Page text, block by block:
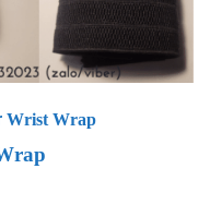
Wrist Wrap